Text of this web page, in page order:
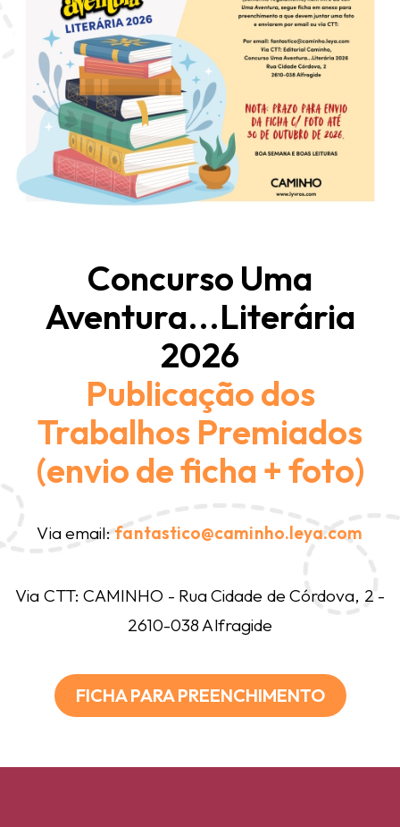
Concurso Uma
Aventura...Literária
2026
Publicação dos
Trabalhos Premiados
(envio de ficha + foto)
Via email:fantastico@caminho.leya.com
Via CTT: CAMINHO - Rua Cidade de Córdova, 2 -
2610-038 Alfragide
FICHA PARA PREENCHIMENTO